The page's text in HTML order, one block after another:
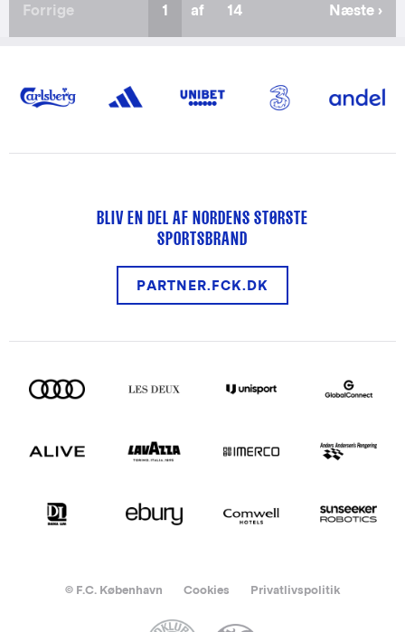
Forrige
Forrige
Nuværende
1 af
Næste
Næste ›
Sidste
14
BLIV EN DEL AF NORDENS STØRSTE
SPORTSBRAND
PARTNER.FCK.DK
© F.C. København Cookies Privatlivspolitik